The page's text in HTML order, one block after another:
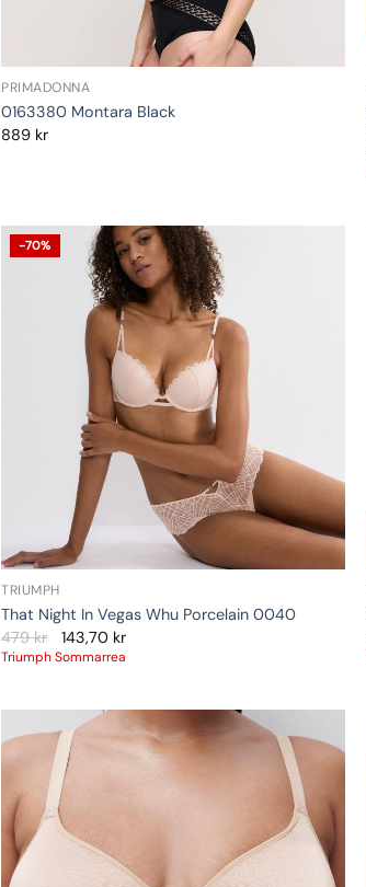
PRIMADONNA
0163380 Montara Black
889 kr
-70%
TRIUMPH
That Night In Vegas Whu Porcelain 0040
479kr 143,70 kr
Triumph Sommarrea